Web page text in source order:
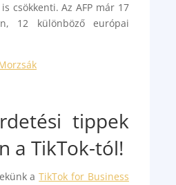
csökkenti. Az AFP már 17
12 különböző európai
tippek
a TikTok-tól!
aTikTok for Business